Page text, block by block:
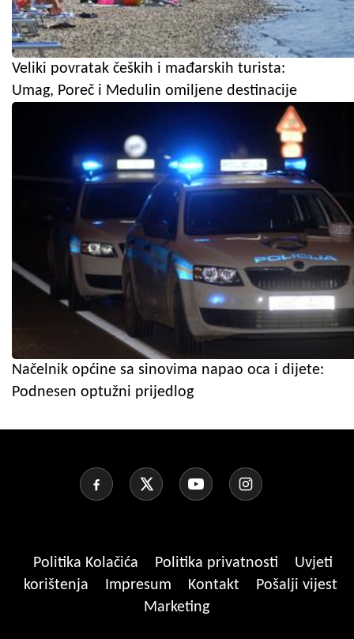
Veliki povratak čeških i mađarskih turista:
Umag, Poreč i Medulin omiljene destinacije
Načelnik općine sa sinovima napao oca i dijete:
Podnesen optužni prijedlog
Politika Kolačića Politika privatnosti
Uvjeti
korištenja
Impresum Kontakt
Pošalji vijest
Marketing